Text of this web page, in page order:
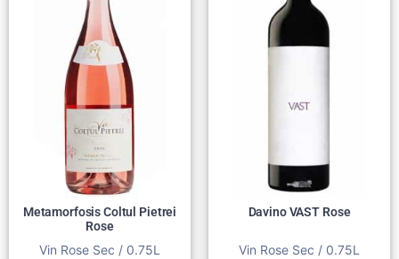
Metamorfosis Coltul Pietrei
Rose
Vin Rose Sec / 0.75L
Davino VAST Rose
Vin Rose Sec / 0.75L